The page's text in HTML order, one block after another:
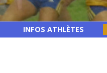
INFOS ATHLÈTES